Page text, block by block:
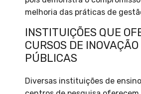
melhoria das práticas de
INSTITUIÇÕES QUE
CURSOS DE
PÚBLICAS
Diversas instituições de